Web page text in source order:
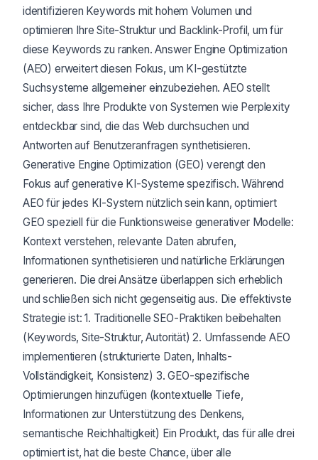
identifizieren Keywords mit hohem Volumen und
optimieren Ihre Site-Struktur und Backlink-Profil, um für
diese Keywords zu ranken. Answer Engine Optimization
(AEO) erweitert diesen Fokus, um KI-gestützte
Suchsysteme allgemeiner einzubeziehen. AEO stellt
sicher, dass Ihre Produkte von Systemen wie Perplexity
entdeckbar sind, die das Web durchsuchen und
Antworten auf Benutzeranfragen synthetisieren.
Generative Engine Optimization (GEO) verengt den
Fokus auf generative KI-Systeme spezifisch. Während
AEO für jedes KI-System nützlich sein kann, optimiert
GEO speziell für die Funktionsweise generativer Modelle:
Kontext verstehen, relevante Daten abrufen,
Informationen synthetisieren und natürliche Erklärungen
generieren. Die drei Ansätze überlappen sich erheblich
und schließen sich nicht gegenseitig aus. Die effektivste
Strategie ist: 1. Traditionelle SEO-Praktiken beibehalten
(Keywords, Site-Struktur, Autorität) 2. Umfassende AEO
implementieren (strukturierte Daten, Inhalts-
Vollständigkeit, Konsistenz) 3. GEO-spezifische
Optimierungen hinzufügen (kontextuelle Tiefe,
Informationen zur Unterstützung des Denkens,
semantische Reichhaltigkeit) Ein Produkt, das für alle drei
optimiert ist, hat die beste Chance, über alle